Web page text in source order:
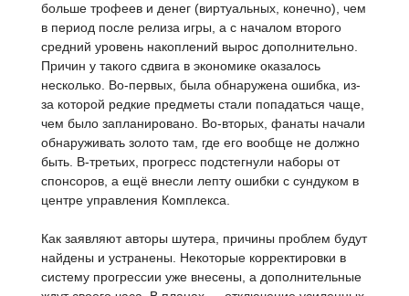
больше трофеев и денег (виртуальных, конечно), чем
в период после релиза игры, а с началом второго
средний уровень накоплений вырос дополнительно.
Причин у такого сдвига в экономике оказалось
несколько. Во-первых, была обнаружена ошибка, из-
за которой редкие предметы стали попадаться чаще,
чем было запланировано. Во-вторых, фанаты начали
обнаруживать золото там, где его вообще не должно
быть. В-третьих, прогресс подстегнули наборы от
спонсоров, а ещё внесли лепту ошибки с сундуком в
центре управления Комплекса.
Как заявляют авторы шутера, причины проблем будут
найдены и устранены. Некоторые корректировки в
систему прогрессии уже внесены, а дополнительные